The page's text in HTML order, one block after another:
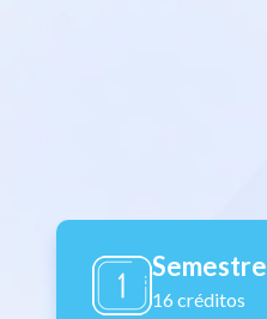
Semestre
16 créditos